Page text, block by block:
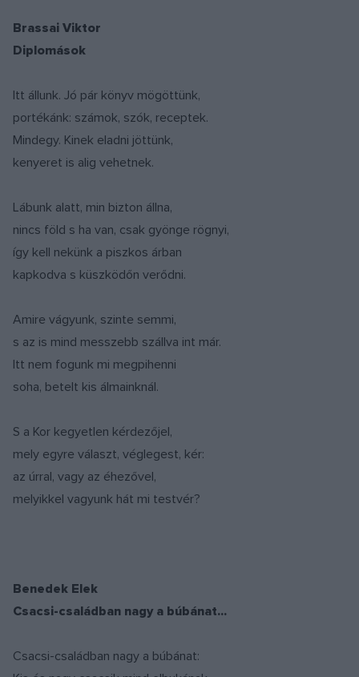
Brassai Viktor
Diplomások
Itt állunk. Jó pár könyv mögöttünk,
portékánk: számok, szók, receptek.
Mindegy. Kinek eladni jöttünk,
kenyeret is alig vehetnek.
Lábunk alatt, min bizton állna,
nincs föld s ha van, csak gyönge rögnyi,
így kell nekünk a piszkos árban
kapkodva s küszködőn verődni.
Amire vágyunk, szinte semmi,
s az is mind messzebb szállva int már.
Itt nem fogunk mi megpihenni
soha, betelt kis álmainknál.
S a Kor kegyetlen kérdezőjel,
mely egyre választ, véglegest, kér:
az úrral, vagy az éhezővel,
melyikkel vagyunk hát mi testvér?
Benedek Elek
Csacsi-családban nagy a búbánat...
Csacsi-családban nagy a búbánat: